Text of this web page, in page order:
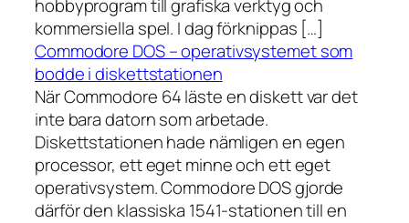
hobbyprogram till grafiska verktyg och
kommersiella spel. I dag förknippas […]
Commodore DOS – operativsystemet som
bodde i diskettstationen
När Commodore 64 läste en diskett var det
inte bara datorn som arbetade.
Diskettstationen hade nämligen en egen
processor, ett eget minne och ett eget
operativsystem. Commodore DOS gjorde
därför den klassiska 1541-stationen till en